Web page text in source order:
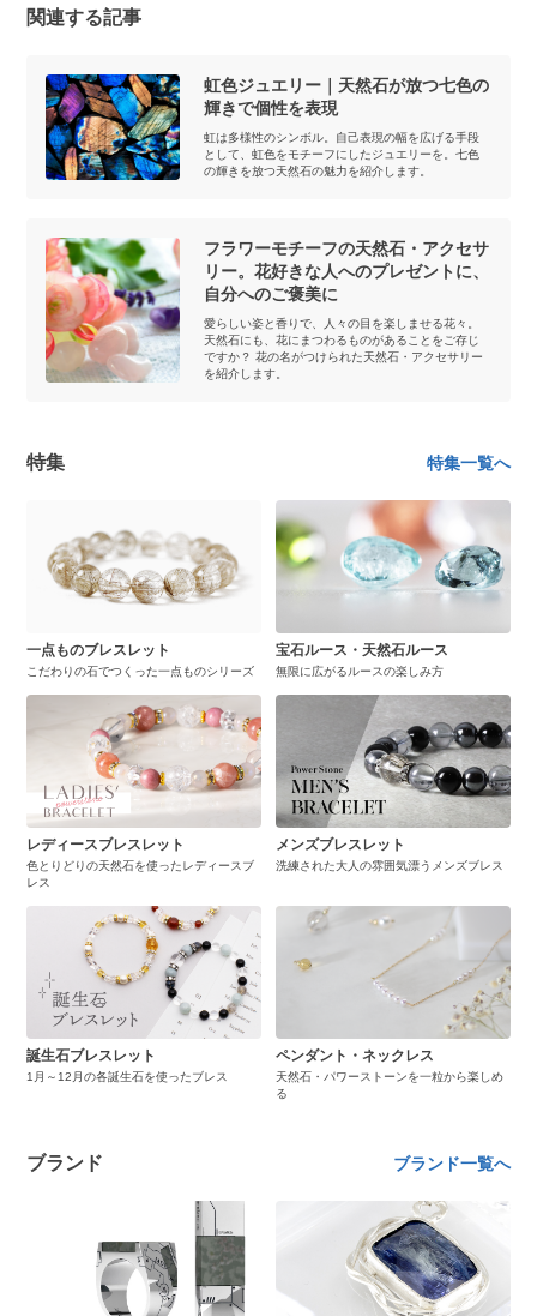
関連する記事
虹色ジュエリー｜天然石が放つ七色の
輝きで個性を表現
虹は多様性のシンボル。自己表現の幅を広げる手段
として、虹色をモチーフにしたジュエリーを。七色
の輝きを放つ天然石の魅力を紹介します。
フラワーモチーフの天然石・アクセサ
リー。花好きな人へのプレゼントに、
自分へのご褒美に
愛らしい姿と香りで、人々の目を楽しませる花々。
天然石にも、花にまつわるものがあることをご存じ
ですか？ 花の名がつけられた天然石・アクセサリー
を紹介します。
特集 特集一覧へ
一点ものブレスレット
こだわりの石でつくった一点ものシリーズ
宝石ルース・天然石ルース
無限に広がるルースの楽しみ方
レディースブレスレット
色とりどりの天然石を使ったレディースブ
レス
メンズブレスレット
洗練された大人の雰囲気漂うメンズブレス
誕生石ブレスレット
1月～12月の各誕生石を使ったブレス
ペンダント・ネックレス
天然石・パワーストーンを一粒から楽しめ
る
ブランド ブランド一覧へ